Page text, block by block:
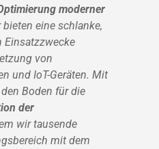
moderner
bieten eine schlanke,
Einsatzzwecke
von
und IoT-Geräten. Mit
Boden für die
der
wir tausende
mit dem